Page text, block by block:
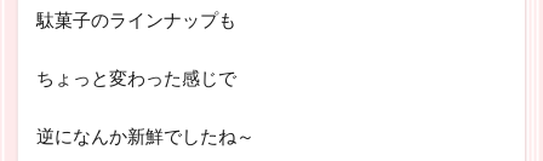
駄菓子のラインナップも
ちょっと変わった感じで
逆になんか新鮮でしたね～